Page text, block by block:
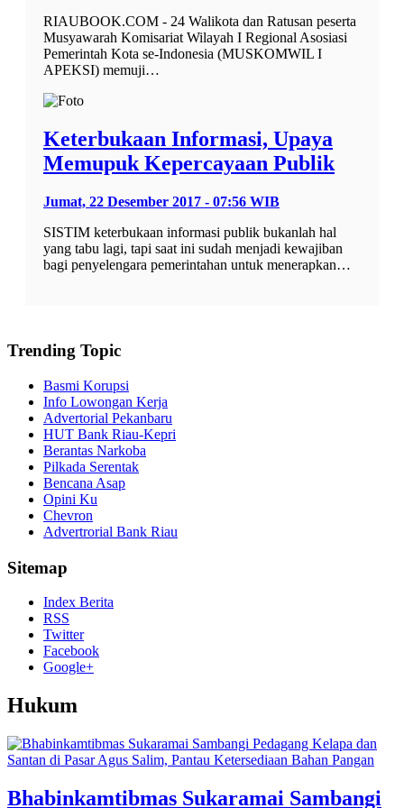
RIAUBOOK.COM - 24 Walikota dan Ratusan peserta
Musyawarah Komisariat Wilayah I Regional Asosiasi
Pemerintah Kota se-Indonesia (MUSKOMWIL I
APEKSI) memuji…
Keterbukaan Informasi, Upaya
Memupuk Kepercayaan Publik
Jumat, 22 Desember 2017 - 07:56 WIB
SISTIM keterbukaan informasi publik bukanlah hal
yang tabu lagi, tapi saat ini sudah menjadi kewajiban
bagi penyelengara pemerintahan untuk menerapkan…
Trending Topic
Basmi Korupsi
Info Lowongan Kerja
Advertorial Pekanbaru
HUT Bank Riau-Kepri
Berantas Narkoba
Pilkada Serentak
Bencana Asap
Opini Ku
Chevron
Advertrorial Bank Riau
Sitemap
Index Berita
RSS
Twitter
Facebook
Google+
Hukum
Bhabinkamtibmas Sukaramai Sambangi